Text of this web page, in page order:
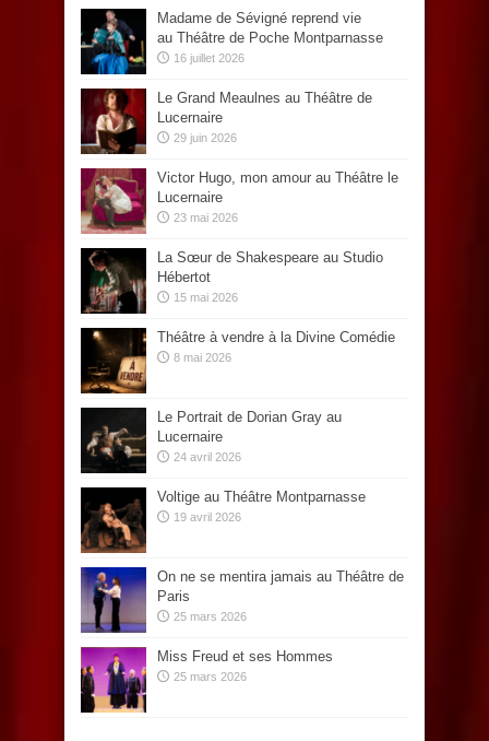
Madame de Sévigné reprend vie
au Théâtre de Poche Montparnasse
16 juillet 2026
Le Grand Meaulnes au Théâtre de
Lucernaire
29 juin 2026
Victor Hugo, mon amour au Théâtre le
Lucernaire
23 mai 2026
La Sœur de Shakespeare au Studio
Hébertot
15 mai 2026
Théâtre à vendre à la Divine Comédie
8 mai 2026
Le Portrait de Dorian Gray au
Lucernaire
24 avril 2026
Voltige au Théâtre Montparnasse
19 avril 2026
On ne se mentira jamais au Théâtre de
Paris
25 mars 2026
Miss Freud et ses Hommes
25 mars 2026